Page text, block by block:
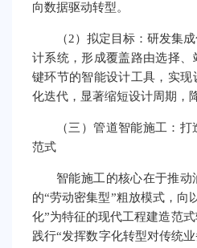
向数据驱动转型。
（2）拟定目标：研发集
计系统，形成覆盖路由选择
键环节的智能设计工具，实
化迭代，显著缩短设计周期，
（三）管道智能施工：
范式
智能施工的核心在于推
的“劳动密集型”粗放模式，向
化”为特征的现代工程建造范
践行“发挥数字化转型对传统